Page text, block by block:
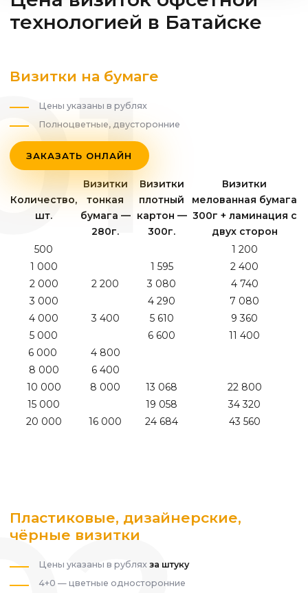
технологией в Батайске
Визитки на бумаге
Цены указаны в рублях
Полноцветные, двусторонние
ЗАКАЗАТЬ ОНЛАЙН
Количество,
шт.
Визитки
тонкая
бумага —
280г.
Визитки
плотный
картон —
300г.
Визитки
мелованная бумага
300г + ламинация с
двух сторон
500
1 200
1 000
1 595
2 400
2 000
2 200 3 080
4 740
3 000
4 290
7 080
4 000
3 400 5 610
9 360
5 000
6 600
11 400
6 000
4 800
8 000
6 400
10 000
8 000 13 068
22 800
15 000
19 058
34 320
20 000
16 000 24 684 43 560
Пластиковые, дизайнерские,
чёрные визитки
Цены указаны в рублях за штуку
4+0 — цветные односторонние